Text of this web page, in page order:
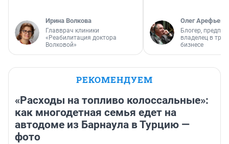
Ирина Волкова
Главврач клиники
«Реабилитация доктора
Волковой»
Олег Арефьев
Блогер,
владелец в
бизнесе
РЕКОМЕНДУЕМ
«Расходы на топливо колоссальные»:
как многодетная семья едет на
автодоме из Барнаула в Турцию —
фото